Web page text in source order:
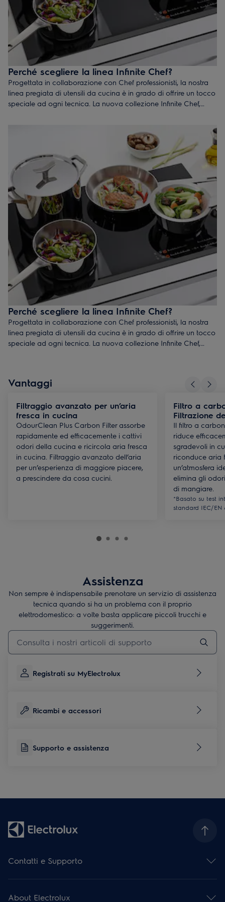
Perché scegliere la linea Infinite Chef?
Progettata in collaborazione con Chef professionisti, la nostra
linea pregiata di utensili da cucina è in grado di offrire un tocco
speciale ad ogni tecnica. La nuova collezione Infinite Chef,
materiali straordinari, una struttura multi-strato e pensando
Perché scegliere la linea Infinite Chef?
Progettata in collaborazione con Chef professionisti, la nostra
linea pregiata di utensili da cucina è in grado di offrire un tocco
speciale ad ogni tecnica. La nuova collezione Infinite Chef,
all'efficienza energetica.
Vantaggi
Filtraggio avanzato per un’aria
fresca in cucina
OdourClean Plus Carbon Filter assorbe
rapidamente ed efficacemente i cattivi
odori della cucina e ricircola aria fresca
in cucina. Filtraggio avanzato dell’aria
per un’esperienza di maggiore piacere,
a prescindere da cosa cucini.
Filtro a
Filtrazione
Il filtro a
riduce
sgradevoli in
riconduce aria
un’atmosfera
elimina gli
di mangiare.
*Basato su test
standard IEC/EN
Assistenza
Non sempre è indispensabile prenotare un servizio di assistenza
tecnica quando si ha un problema con il proprio
elettrodomestico: a volte basta applicare piccoli trucchi e
suggerimenti.
Digita per cercare articoli di supporto
Registrati su MyElectrolux
Ricambi e accessori
Supporto e assistenza
Contatti e Supporto
Iscriviti alla nostra newsletter
About Electrolux